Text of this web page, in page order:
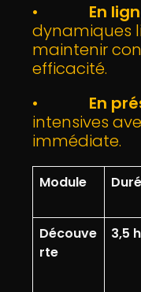
• En
dynamiques
maintenir
efficacité.
• En
intensives
immédiate.
Module
Découve
rte
3,5 h